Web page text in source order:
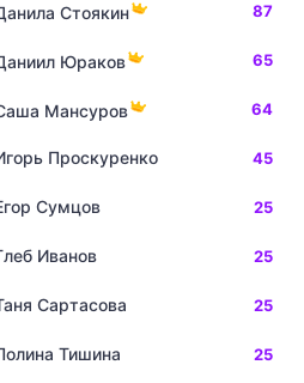
Стоякин 87
Юраков 65
Мансуров 64
Проскуренко 45
Сумцов 25
Иванов 25
Сартасова 25
Тишина 25